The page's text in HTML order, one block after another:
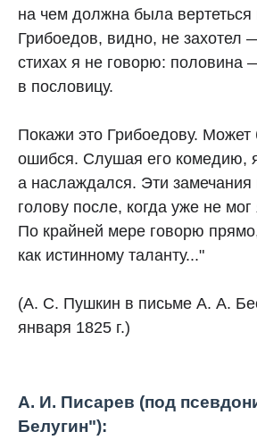
на чем должна была
Грибоедов, видно, не захотел
стихах я не говорю: половина
в пословицу.
Покажи это Грибоедову.
ошибся. Слушая его комедию,
а наслаждался. Эти
голову после, когда уже не мог
По крайней мере говорю
как истинному таланту..."
(А. С. Пушкин в письме А. А.
января 1825 г.)
А. И. Писарев (под
Белугин"):